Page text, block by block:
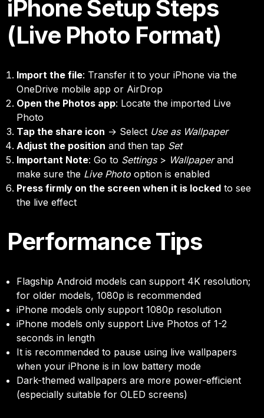
iPhone Setup Steps
(Live Photo Format)
Import the file: Transfer it to your iPhone via the
OneDrive mobile app or AirDrop
Open the Photos app: Locate the imported Live
Photo
Tap the share icon → Select Use as Wallpaper
Adjust the position and then tap Set
Important Note: Go to Settings> Wallpaperand
make sure the Live Photo option is enabled
Press firmly on the screen when it is locked to see
the live effect
Performance Tips
Flagship Android models can support 4K resolution;
for older models, 1080p is recommended
iPhone models only support 1080p resolution
iPhone models only support Live Photos of 1-2
seconds in length
It is recommended to pause using live wallpapers
when your iPhone is in low battery mode
Dark-themed wallpapers are more power-efficient
(especially suitable for OLED screens)